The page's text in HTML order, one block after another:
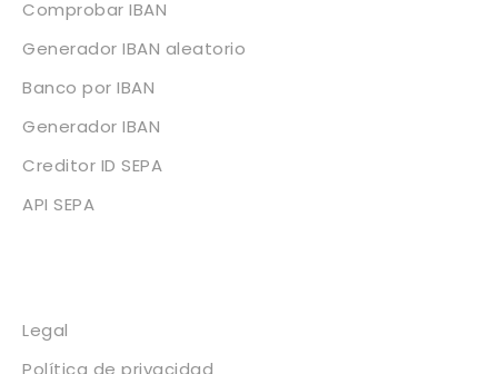
Comprobar IBAN
Generador IBAN aleatorio
Banco por IBAN
Generador IBAN
Creditor ID SEPA
API SEPA
Legal
Política de privacidad